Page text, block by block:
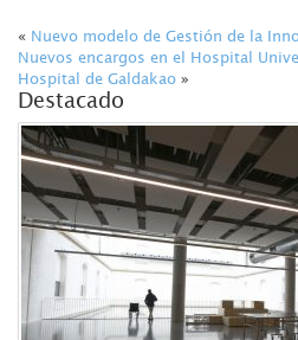
« Nuevo modelo de Gestión de la
Nuevos encargos en el Hospital
Hospital de Galdakao »
Destacado